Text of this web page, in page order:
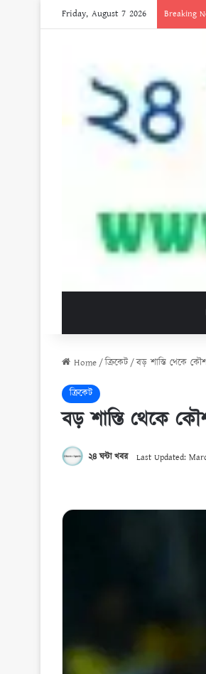
Friday, August 7 2026 Breaking
Home/ক্রিকেট/বড় শাস্তি থেকে
ক্রিকেট
বড় শাস্তি থেকে
২৪ ঘন্টা খবর Last Updated: